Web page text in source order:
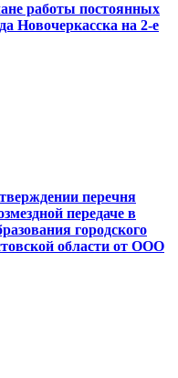
работы постоянных
Новочеркасска на 2-е
перечня
передаче в
городского
области от ООО